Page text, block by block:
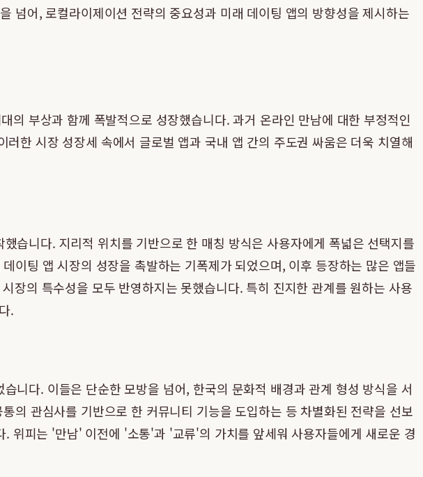
넘어, 로컬라이제이션 전략의 중요성과 미래 데이팅 앱의 방향성을 제시하는
부상과 함께 폭발적으로 성장했습니다. 과거 온라인 만남에 대한 부정적인
한 시장 성장세 속에서 글로벌 앱과 국내 앱 간의 주도권 싸움은 더욱 치열해
습니다. 지리적 위치를 기반으로 한 매칭 방식은 사용자에게 폭넓은 선택지를
이팅 앱 시장의 성장을 촉발하는 기폭제가 되었으며, 이후 등장하는 많은 앱들
장의 특수성을 모두 반영하지는 못했습니다. 특히 진지한 관계를 원하는 사용
.
니다. 이들은 단순한 모방을 넘어, 한국의 문화적 배경과 관계 형성 방식을 서
의 관심사를 기반으로 한 커뮤니티 기능을 도입하는 등 차별화된 전략을 선보
. 위피는 '만남' 이전에 '소통'과 '교류'의 가치를 앞세워 사용자들에게 새로운 경